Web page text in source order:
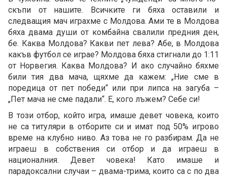
скъпи от нашите. Всичките ги бяха оставили и
следващия мач играхме с Молдова. Ами те в Молдова
бяха двама души от комбайна свалили предния ден,
бе. Каква Молдова? Какви пет лева? Абе, в Молдова
какъв футбол се играе? Молдова бяха стигнали до 1:11
от Норвегия. Каква Молдова? И ако случайно бяхме
били тия два мача, щяхме да кажем: „Ние сме в
поредица от пет победи“ или при липса на загуба –
„Пет мача не сме падали“. Е, кого лъжем? Себе си!
В този отбор, който игра, имаше девет човека, които
не са титуляри в отборите си и имат под 50% игрово
време на клубно ниво. Аз това не го разбирам. Да не
играеш в собствения си отбор и да играеш в
националния. Девет човека! Като имаше и
парадоксални случаи – двама-трима, които са с по два